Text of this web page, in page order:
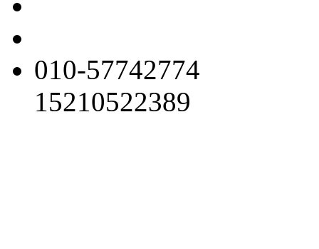
010-57742774
15210522389